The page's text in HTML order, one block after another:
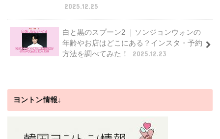
2025.12.25
白と黒のスプーン2 ｜ソンジョンウォンの
年齢やお店はどこにある？インスタ・予約
方法を調べてみた！
2025.12.23
ヨントン情報↓